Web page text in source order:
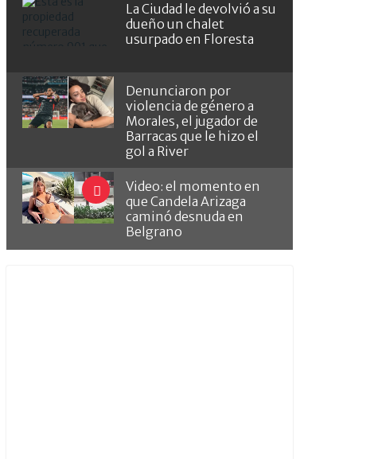
La Ciudad le devolvió a su
dueño un chalet
usurpado en Floresta
Denunciaron por
violencia de género a
Morales, el jugador de
Barracas que le hizo el
gol a River
Video: el momento en
que Candela Arizaga
caminó desnuda en
Belgrano